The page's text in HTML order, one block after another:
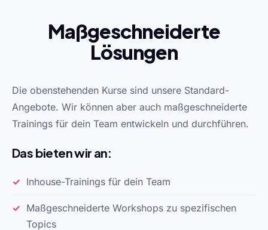
Maßgeschneiderte
Lösungen
Die obenstehenden Kurse sind unsere Standard-
Angebote. Wir können aber auch maßgeschneiderte
Trainings für dein Team entwickeln und durchführen.
Das bieten wir an:
Inhouse-Trainings für dein Team
Maßgeschneiderte Workshops zu spezifischen
Topics